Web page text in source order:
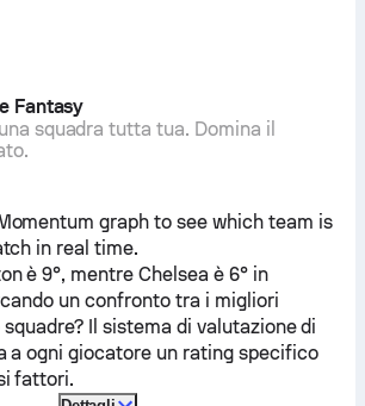
Fantasy
squadra tutta tua. Domina il
graph to see which team is
in real time.
è 9°, mentreChelsea è 6° in
un confronto tra i migliori
Il sistema di valutazione di
a ogni giocatore un rating specifico
fattori.